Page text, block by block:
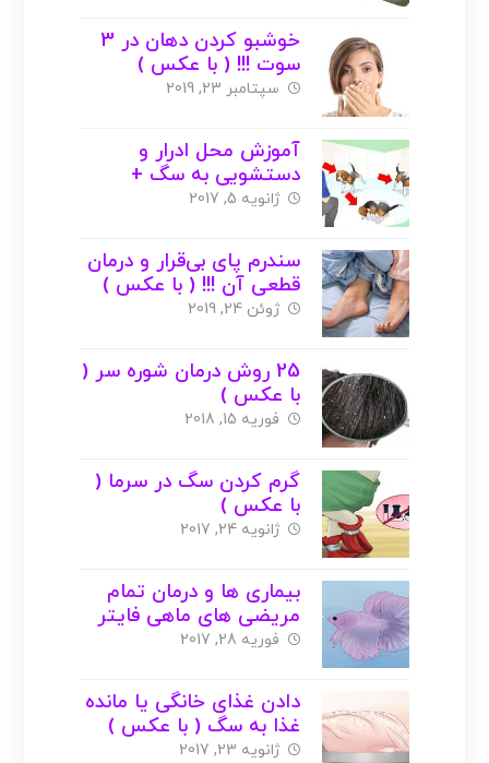
خوشبو کردن دهان در 3
سوت !!! ( با عکس )
سپتامبر 23, 2019
آموزش محل ادرار و
دستشویی به سگ +
عکس
ژانویه 5, 2017
سندرم پای بی‌قرار و درمان
قطعی آن !!! ( با عکس )
ژوئن 24, 2019
25 روش درمان شوره سر (
با عکس )
فوریه 15, 2018
گرم کردن سگ در سرما (
با عکس )
ژانویه 24, 2017
بیماری ها و درمان تمام
مریضی های ماهی فایتر
+ عکس
فوریه 28, 2017
دادن غذای خانگی یا مانده
غذا به سگ ( با عکس )
ژانویه 23, 2017